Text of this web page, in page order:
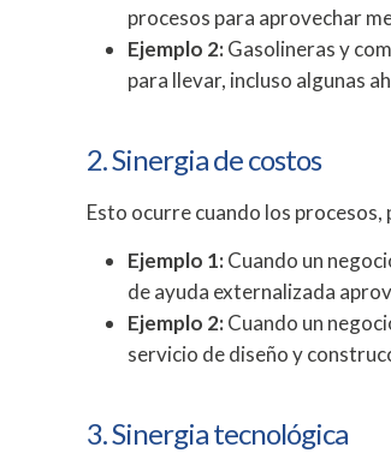
procesos para aprovechar
Ejemplo 2:Gasolineras y
para llevar, incluso algunas
2. Sinergia de costos
Esto ocurre cuando los
Ejemplo 1:Cuando un
de ayuda externalizada
Ejemplo 2:Cuando un
servicio de diseño y
3. Sinergia tecnológica